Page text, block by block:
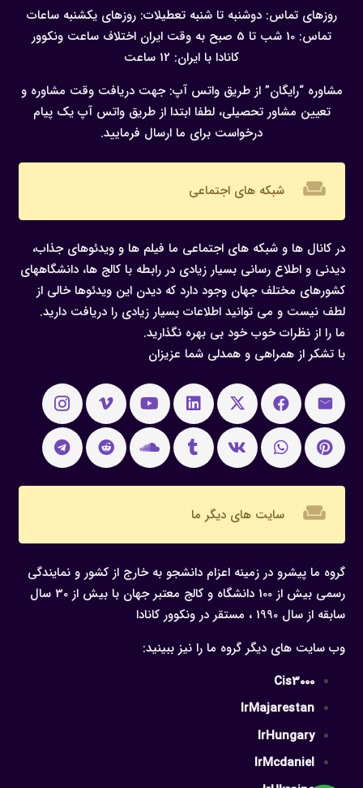
روزهای تماس: دوشنبه تا شنبه تعطیلات: روزهای یکشنبه ساعات
تماس: 10 شب تا 5 صبح به وقت ایران
اختلاف ساعت ونکوور
کانادا با ایران: 12 ساعت
مشاوره “رایگان” از طریق واتس آپ: جهت دریافت وقت مشاوره و
تعیین مشاور تحصیلی، لطفا ابتدا از طریق واتس آپ یک پیام
درخواست برای ما ارسال فرمایید.
weekend شبکه های اجتماعی
در کانال ها و شبکه های اجتماعی ما فیلم ها و ویدئوهای جذاب،
دیدنی و اطلاع رسانی بسیار زیادی در رابطه با کالج ها، دانشگاههای
کشورهای مختلف جهان وجود دارد که دیدن این ویدئوها خالی از
لطف نیست و می توانید اطلاعات بسیار زیادی را دریافت دارید.
ما را از نظرات خوب خود بی بهره نگذارید.
با تشکر از همراهی و همدلی شما عزیزان
weekend سایت های دیگر ما
گروه ما پیشرو در زمینه اعزام دانشجو به خارج از کشور و نمایندگی
رسمی بیش از 100 دانشگاه و کالج معتبر جهان با بیش از 30 سال
سابقه از سال 1990 ، مستقر در ونکوور کانادا
وب سایت های دیگر گروه ما را نیز ببینید:
Cis3000
IrMajarestan
IrHungary
IrMcdaniel